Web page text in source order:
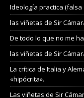
Ideología practica
las viñetas de Sir
De todo lo que no me
las viñetas de Sir
La crítica de Italia y
«hipócrita».
Las viñetas de Sir